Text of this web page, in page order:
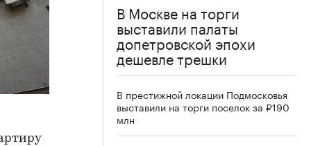
В Москве на торги
выставили палаты
допетровской эпохи
дешевле трешки
В престижной локации Подмосковья
выставили на торги поселок за ₽190
млн